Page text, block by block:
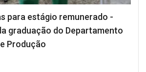
para estágio remunerado -
graduação do Departamento
Produção